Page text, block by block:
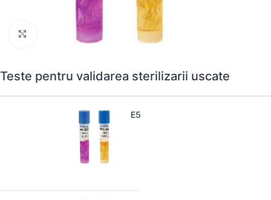
Faceți clic pentru a mări
Teste pentru validarea sterilizarii uscate
Steril Test BAT E5